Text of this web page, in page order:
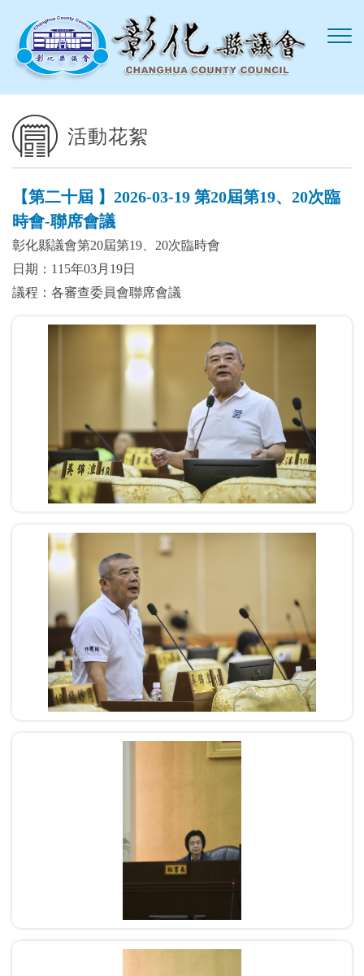
活動花絮
【第二十屆 】2026-03-19 第20屆第19、20次臨
時會-聯席會議
彰化縣議會第20屆第19、20次臨時會
日期：115年03月19日
議程：各審查委員會聯席會議